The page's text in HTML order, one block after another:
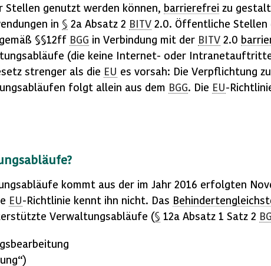
Stellen genutzt werden können, barrierefrei zu
in § 2a Absatz 2 BITV 2.0. Öffentliche Stellen
gemäß §§12ff BGG in Verbindung mit der BITV 2.0
(die keine Internet- oder
strenger als die EU es vorsah: Die Verpflichtung
folgt allein aus dem BGG. Die EU-
kommt aus der im Jahr 2016 erfolgten
EU-Richtlinie kennt ihn nicht. Das
Verwaltungsabläufe (§ 12a Absatz 1 Satz 2